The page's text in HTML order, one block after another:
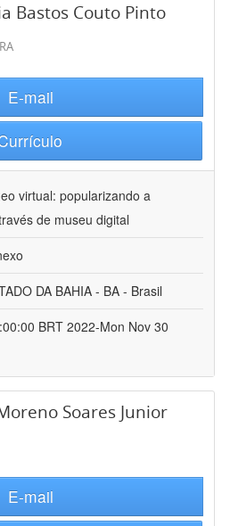
Bastos Couto Pinto
E-mail
virtual: popularizando a
de museu digital
DA BAHIA - BA - Brasil
BRT 2022-Mon Nov 30
Soares Junior
E-mail